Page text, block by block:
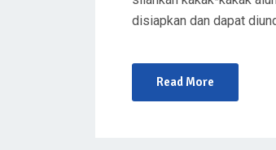
disiapkan dan dapat
Read More